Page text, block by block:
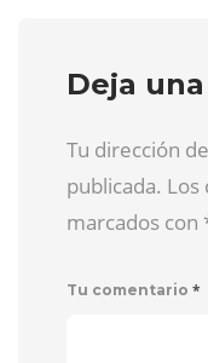
Deja
Tu dirección
publicada.
marcados con
Tu comentario *